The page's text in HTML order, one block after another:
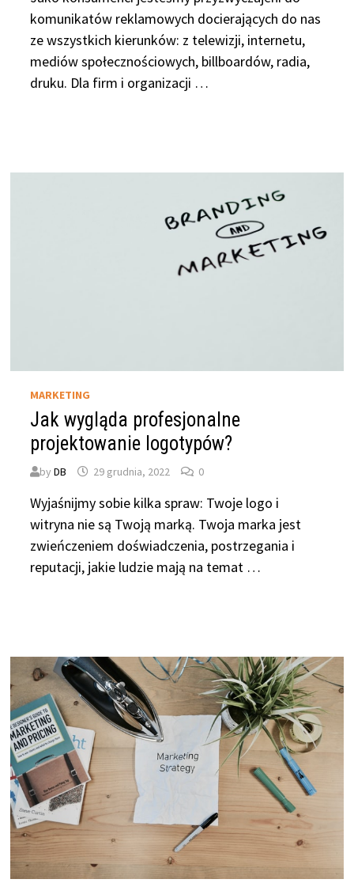
komunikatów reklamowych docierających do nas
ze wszystkich kierunków: z telewizji, internetu,
mediów społecznościowych, billboardów, radia,
druku. Dla firm i organizacji …
MARKETING
Jak wygląda profesjonalne
projektowanie logotypów?
byDB 29 grudnia, 2022 0
Wyjaśnijmy sobie kilka spraw: Twoje logo i
witryna nie są Twoją marką. Twoja marka jest
zwieńczeniem doświadczenia, postrzegania i
reputacji, jakie ludzie mają na temat …